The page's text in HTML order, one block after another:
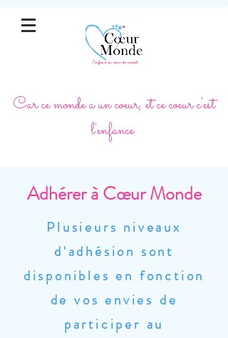
Car ce monde a un coeur, et ce coeur c'est
l'enfance
Adhérer àCœurMonde
Plusieurs niveaux
d'adhésion sont
disponibles en fonction
de vos envies de
participer au